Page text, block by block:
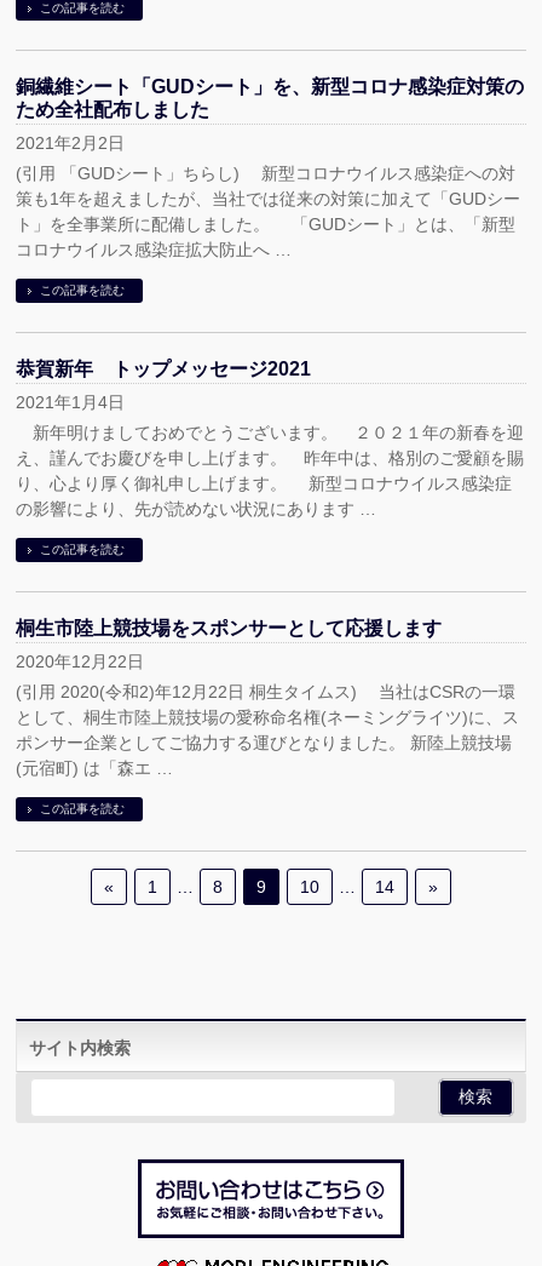
この記事を読む
銅繊維シート「GUDシート」を、新型コロナ感染症対策の
ため全社配布しました
2021年2月2日
(引用 「GUDシート」ちらし) 新型コロナウイルス感染症への対
策も1年を超えましたが、当社では従来の対策に加えて「GUDシー
ト」を全事業所に配備しました。 「GUDシート」とは、「新型
コロナウイルス感染症拡大防止へ …
この記事を読む
恭賀新年 トップメッセージ2021
2021年1月4日
新年明けましておめでとうございます。 ２０２１年の新春を迎
え、謹んでお慶びを申し上げます。 昨年中は、格別のご愛顧を賜
り、心より厚く御礼申し上げます。 新型コロナウイルス感染症
の影響により、先が読めない状況にあります …
この記事を読む
桐生市陸上競技場をスポンサーとして応援します
2020年12月22日
(引用 2020(令和2)年12月22日 桐生タイムス) 当社はCSRの一環
として、桐生市陸上競技場の愛称命名権(ネーミングライツ)に、ス
ポンサー企業としてご協力する運びとなりました。 新陸上競技場
(元宿町) は「森エ …
この記事を読む
« 1 8 9 10 14 »
サイト内検索